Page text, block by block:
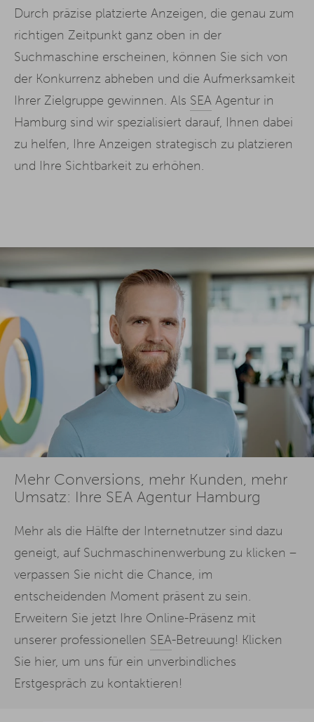
Durch präzise platzierte Anzeigen, die genau zum
richtigen Zeitpunkt ganz oben in der
Suchmaschine erscheinen, können Sie sich von
der Konkurrenz abheben und die Aufmerksamkeit
Ihrer Zielgruppe gewinnen. Als SEA Agentur in
Hamburg sind wir spezialisiert darauf, Ihnen dabei
zu helfen, Ihre Anzeigen strategisch zu platzieren
und Ihre Sichtbarkeit zu erhöhen.
Mehr Conversions, mehr Kunden, mehr
Umsatz: Ihre SEA Agentur Hamburg
Mehr als die Hälfte der Internetnutzer sind dazu
geneigt, auf Suchmaschinenwerbung zu klicken –
verpassen Sie nicht die Chance, im
entscheidenden Moment präsent zu sein.
Erweitern Sie jetzt Ihre Online-Präsenz mit
unserer professionellen SEA-Betreuung! Klicken
Sie hier, um uns für ein unverbindliches
Erstgespräch zu kontaktieren!